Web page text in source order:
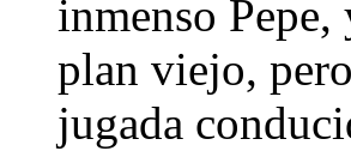
inmenso
plan viejo,
jugada